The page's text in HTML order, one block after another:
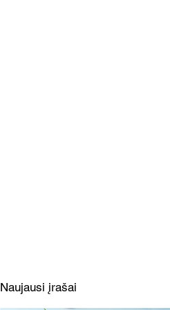
Naujausi įrašai